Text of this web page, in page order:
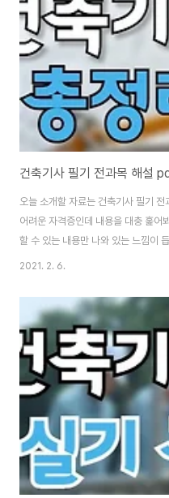
건축기사 필기 전과목 해설
오늘 소개할 자료는 건축기사 필기
어려운 자격증인데 내용을 대충 훑어
할 수 있는 내용만 나와 있는 느낌이
문제, 최신 기출 등으로 구성되어 있
하는게 아니라 어느 정도 전략을 세
도 합니다. 평균 합격률이 30%가 채
니다. 그래서 오늘 소개하는 자료가
겠습니다. 위 pdf, hwp 파일의 목차
공 ..
2021. 2. 6.